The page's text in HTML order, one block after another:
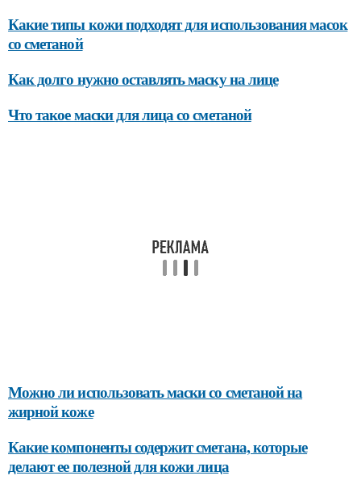
Какие типы кожи подходят для использования масок
со сметаной
Как долго нужно оставлять маску на лице
Что такое маски для лица со сметаной
Можно ли использовать маски со сметаной на
жирной коже
Какие компоненты содержит сметана, которые
делают ее полезной для кожи лица